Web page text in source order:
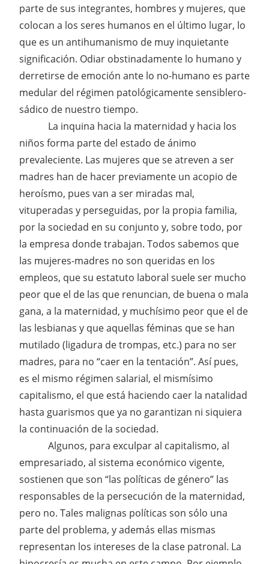
parte de sus integrantes, hombres y mujeres, que
colocan a los seres humanos en el último lugar, lo
que es un antihumanismo de muy inquietante
significación. Odiar obstinadamente lo humano y
derretirse de emoción ante lo no-humano es parte
medular del régimen patológicamente sensiblero-
sádico de nuestro tiempo.
La inquina hacia la maternidad y hacia los
niños forma parte del estado de ánimo
prevaleciente. Las mujeres que se atreven a ser
madres han de hacer previamente un acopio de
heroísmo, pues van a ser miradas mal,
vituperadas y perseguidas, por la propia familia,
por la sociedad en su conjunto y, sobre todo, por
la empresa donde trabajan. Todos sabemos que
las mujeres-madres no son queridas en los
empleos, que su estatuto laboral suele ser mucho
peor que el de las que renuncian, de buena o mala
gana, a la maternidad, y muchísimo peor que el de
las lesbianas y que aquellas féminas que se han
mutilado (ligadura de trompas, etc.) para no ser
madres, para no “caer en la tentación”. Así pues,
es el mismo régimen salarial, el mismísimo
capitalismo, el que está haciendo caer la natalidad
hasta guarismos que ya no garantizan ni siquiera
la continuación de la sociedad.
Algunos, para exculpar al capitalismo, al
empresariado, al sistema económico vigente,
sostienen que son “las políticas de género” las
responsables de la persecución de la maternidad,
pero no. Tales malignas políticas son sólo una
parte del problema, y además ellas mismas
representan los intereses de la clase patronal. La